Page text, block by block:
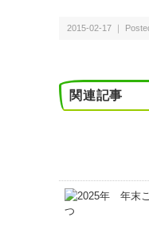
2015-02-17 ｜
関連記事